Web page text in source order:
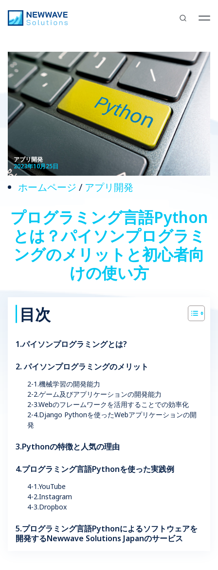
アプリ開発
2023年10月25日
ホームページ / アプリ開発
プログラミング言語Python
とは？パイソンプログラミ
ングのメリットと初心者向
けの使い方
目次
1.パイソンプログラミングとは?
2. パイソンプログラミングのメリット
2-1.機械学習の開発能力
2-2.ゲーム及びアプリケーションの開発能力
2-3.Webのフレームワークを活用することでの効率化
2-4.Django Pythonを使ったWebアプリケーションの開
発
3.Pythonの特徴と人気の理由
4.プログラミング言語Pythonを使った実践例
4-1.YouTube
4-2.Instagram
4-3.Dropbox
5.プログラミング言語Pythonによるソフトウェアを
開発するNewwave Solutions Japanのサービス